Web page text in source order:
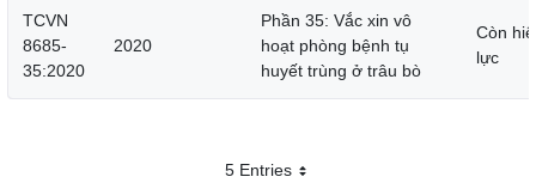
TCVN
8685-
35:2020
2020
Phần 35: Vắc xin vô
hoạt phòng bệnh tụ
huyết trùng ở trâu bò
Còn
lực
5 EntriesMỗi trang